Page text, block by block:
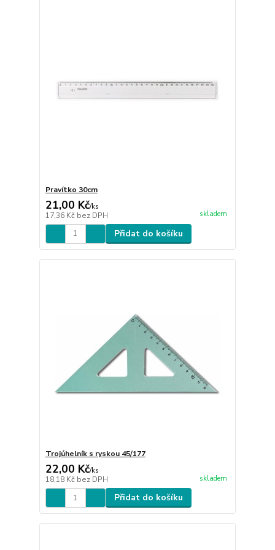
Pravítko 30cm
21,00 Kč/ks
17,36 Kč bez DPH skladem
Přidat do košíku
Trojúhelník s ryskou 45/177
22,00 Kč/ks
18,18 Kč bez DPH skladem
Přidat do košíku